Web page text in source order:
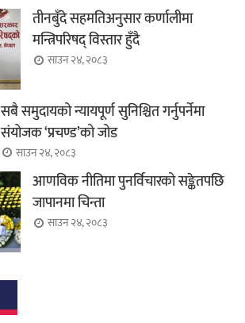
तीनबुँदे सहमतिअनुसार कर्णालीमा
मन्त्रिपरिषद् विस्तार हुँदै
साउन २४, २०८३
सबै समुदायको न्यायपूर्ण सुनिश्चित गर्नुपर्नेमा
संयोजक ‘प्रचण्ड’को जोड
साउन २४, २०८३
आणविक नीतिमा पुनर्विचारको सङ्केतपछि
जापानमा चिन्ता
साउन २४, २०८३